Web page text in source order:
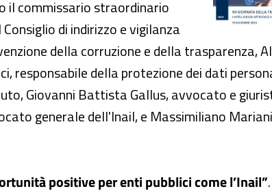
il commissario straordinario
di indirizzo e vigilanza
della corruzione e della trasparenza,
responsabile della protezione dei dati
Giovanni Battista Gallus, avvocato e
generale dell'Inail, e Massimiliano
positive per enti pubblici come l’Inail”